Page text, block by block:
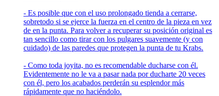
- Es posible que con el uso prolongado tienda a cerrarse,
sobretodo si se ejerce la fuerza en el centro de la pieza en vez
de en la punta. Para volver a recuperar su posición original es
tan sencillo como tirar con los pulgares suavemente (y con
cuidado) de las paredes que protegen la punta de tu Krabs.
- Como toda joyita, no es recomendable ducharse con él.
Evidentemente no le va a pasar nada por ducharte 20 veces
con él, pero los acabados perderán su esplendor más
rápidamente que no haciéndolo.